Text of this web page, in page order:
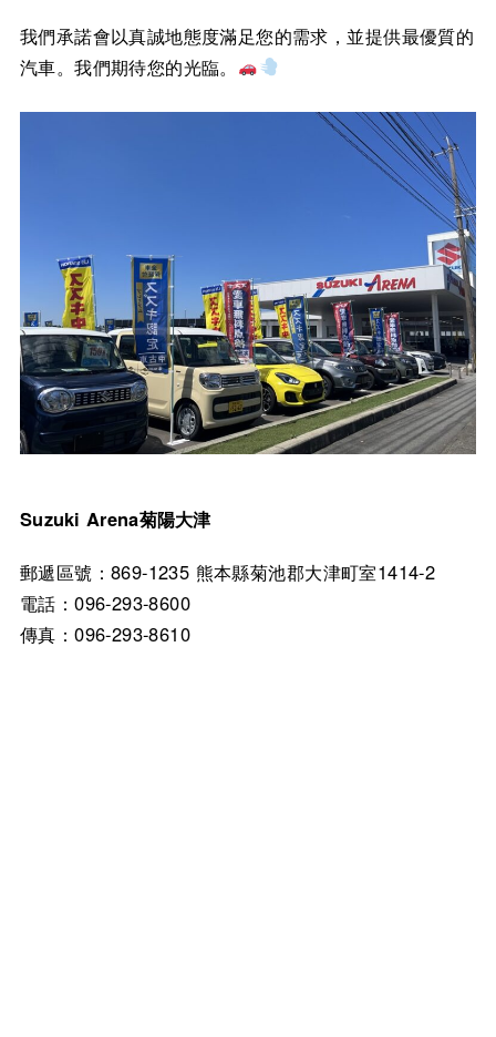
我們承諾會以真誠地態度滿足您的需求，並提供最優質的
汽車。我們期待您的光臨。
Suzuki Arena菊陽大津
郵遞區號：869-1235 熊本縣菊池郡大津町室1414-2
電話：096-293-8600
傳真：096-293-8610